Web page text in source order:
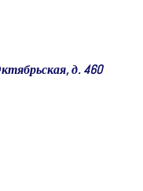
д. 460